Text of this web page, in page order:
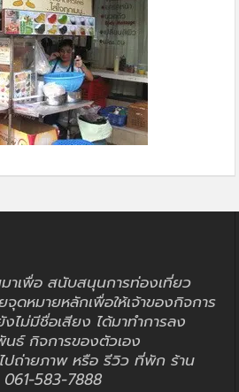
าเพื่อ สนับสนุนการท่องเที่ยว
จุดหมายหลักเพื่อให้เจ้าของกิจการ
ไม่มีชื่อเสียง ได้มาทำการลง
นธ์ กิจการของตัวเอง
ปถ่ายภาพ หรือ รีวิว ที่พัก ร้าน
061-583-7888